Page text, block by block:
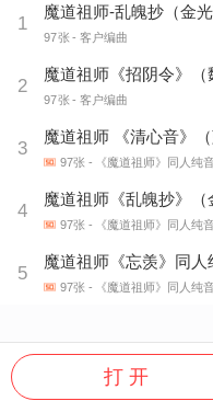
1
魔道祖师-乱魄抄（金光
97张 - 客户编曲
2
魔道祖师《招阴令》（
97张 - 客户编曲
3
魔道祖师 《清心音》
97张 - 《魔道祖师》同人纯
4
魔道祖师《乱魄抄》（
97张 - 《魔道祖师》同人纯
5
魔道祖师《忘羡》同人
97张 - 《魔道祖师》同人纯
打 开